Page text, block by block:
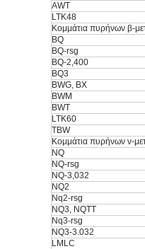
AWT
LTK48
Κομμάτια πυρήνων β-
BQ
BQ-rsg
BQ-2,400
BQ3
BWG, BX
BWM
BWT
LTK60
TBW
Κομμάτια πυρήνων ν-
NQ
NQ-rsg
NQ-3,032
NQ2
Nq2-rsg
NQ3, NQTT
Nq3-rsg
NQ3-3.032
LMLC